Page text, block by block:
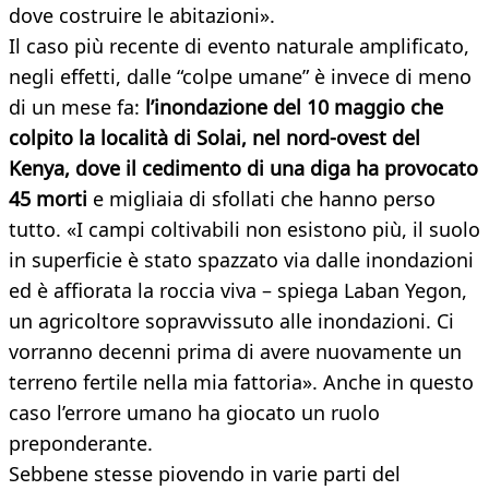
dove costruire le abitazioni».
Il caso più recente di evento naturale amplificato,
negli effetti, dalle “colpe umane” è invece di meno
di un mese fa: l’inondazione del 10 maggio che
colpito la località di Solai, nel nord-ovest del
Kenya, dove il cedimento di una diga ha provocato
45 morti e migliaia di sfollati che hanno perso
tutto. «I campi coltivabili non esistono più, il suolo
in superficie è stato spazzato via dalle inondazioni
ed è affiorata la roccia viva – spiega Laban Yegon,
un agricoltore sopravvissuto alle inondazioni. Ci
vorranno decenni prima di avere nuovamente un
terreno fertile nella mia fattoria». Anche in questo
caso l’errore umano ha giocato un ruolo
preponderante.
Sebbene stesse piovendo in varie parti del